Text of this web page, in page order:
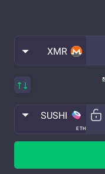
XMR
ETH
SUSHI